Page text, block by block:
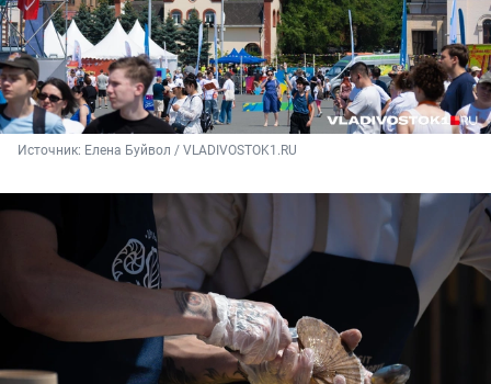
Источник: Елена Буйвол / VLADIVOSTOK1.RU